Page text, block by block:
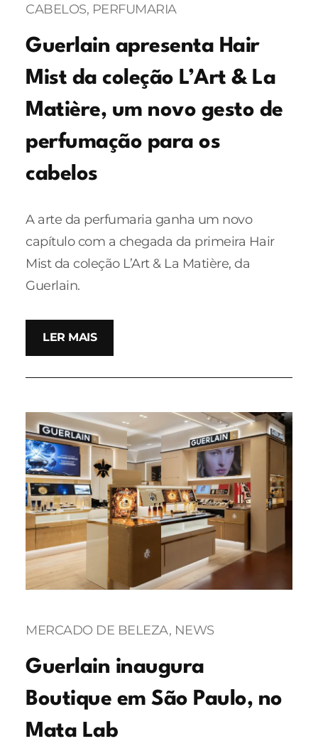
CABELOS, PERFUMARIA
Guerlain apresenta Hair
Mist da coleção L’Art & La
Matière, um novo gesto de
perfumação para os
cabelos
A arte da perfumaria ganha um novo
capítulo com a chegada da primeira Hair
Mist da coleção L’Art & La Matière, da
Guerlain.
LER MAIS
MERCADO DE BELEZA, NEWS
Guerlain inaugura
Boutique em São Paulo, no
Mata Lab